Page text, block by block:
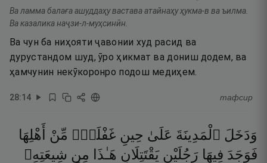
Ва ламма балаға ашуддаҳу вастава атайнаҳу ҳукма-в ва ъилма.
Ва казалика наҷзи-л-муҳсинӣн.
Ва чун ба ниҳояти ҷавонии худ расид ва
дурустандом шуд, ӯро ҳикмат ва дониш додем, ва
ҳамчунин некӯкоронро подош медиҳем.
28:14 тафсир
وَدَخَلَ ٱلْمَدِينَةَ عَلَىٰ حِينِ غَفْلَةٍۢ مِّنْ
أَهْلِهَا
فَوَجَدَ فِيهَا رَجُلَيْنِ يَقْتَتِلَانِ هَـٰذَا مِن شِيعَتِهِۦ